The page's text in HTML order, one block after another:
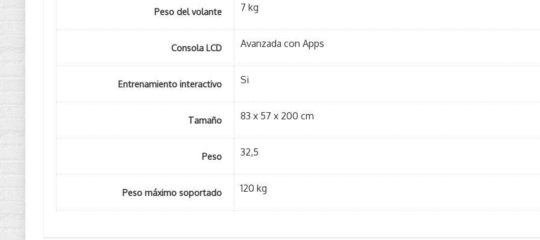
Peso del volante 7 kg
Consola LCD Avanzada con Apps
Entrenamiento interactivo Si
Tamaño 83 x 57 x 200 cm
Peso 32,5
Peso máximo soportado 120 kg